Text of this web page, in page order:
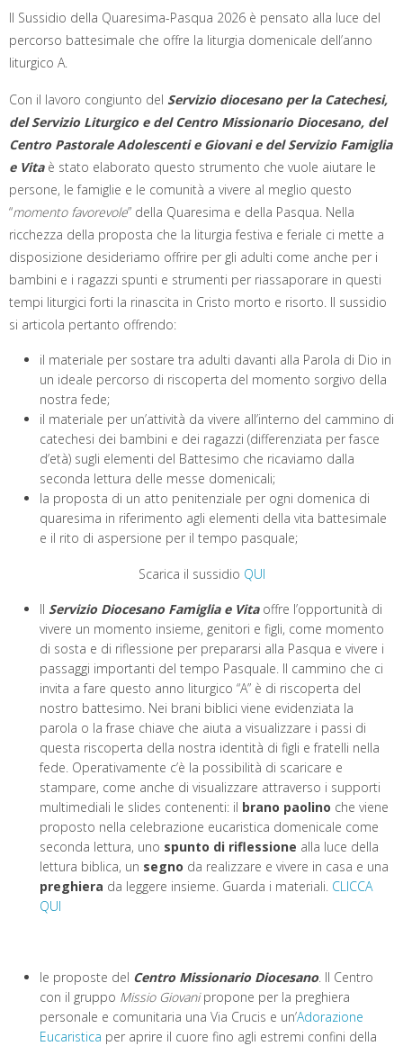
Il Sussidio della Quaresima-Pasqua 2026 è pensato alla luce del
percorso battesimale che offre la liturgia domenicale dell’anno
liturgico A.
Con il lavoro congiunto del Servizio diocesano per la Catechesi,
del Servizio Liturgico e del Centro Missionario Diocesano, del
Centro Pastorale Adolescenti e Giovani e del Servizio Famiglia
e Vitaè stato elaborato questo strumento che vuole aiutare le
persone, le famiglie e le comunità a vivere al meglio questo
“momento favorevole” della Quaresima e della Pasqua. Nella
ricchezza della proposta che la liturgia festiva e feriale ci mette a
disposizione desideriamo offrire per gli adulti come anche per i
bambini e i ragazzi spunti e strumenti per riassaporare in questi
tempi liturgici forti la rinascita in Cristo morto e risorto. Il sussidio
si articola pertanto offrendo:
il materiale per sostare tra adulti davanti alla Parola di Dio in
un ideale percorso di riscoperta del momento sorgivo della
nostra fede;
il materiale per un’attività da vivere all’interno del cammino di
catechesi dei bambini e dei ragazzi (differenziata per fasce
d’età) sugli elementi del Battesimo che ricaviamo dalla
seconda lettura delle messe domenicali;
la proposta di un atto penitenziale per ogni domenica di
quaresima in riferimento agli elementi della vita battesimale
e il rito di aspersione per il tempo pasquale;
Scarica il sussidio QUI
Il Servizio Diocesano Famiglia e Vitaoffre l’opportunità di
vivere un momento insieme, genitori e figli, come momento
di sosta e di riflessione per prepararsi alla Pasqua e vivere i
passaggi importanti del tempo Pasquale. Il cammino che ci
invita a fare questo anno liturgico “A” è di riscoperta del
nostro battesimo. Nei brani biblici viene evidenziata la
parola o la frase chiave che aiuta a visualizzare i passi di
questa riscoperta della nostra identità di figli e fratelli nella
fede. Operativamente c’è la possibilità di scaricare e
stampare, come anche di visualizzare attraverso i supporti
multimediali le slides contenenti: il brano paolino che viene
proposto nella celebrazione eucaristica domenicale come
seconda lettura, uno spunto di riflessione alla luce della
lettura biblica, un segno da realizzare e vivere in casa e una
preghiera da leggere insieme. Guarda i materiali. CLICCA
QUI
le proposte del Centro Missionario Diocesano. ll Centro
con il gruppo Missio Giovanipropone per la preghiera
personale e comunitaria una Via Crucis e un’Adorazione
Eucaristica per aprire il cuore fino agli estremi confini della